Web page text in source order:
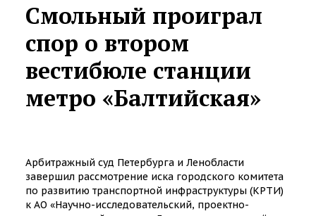
Смольный проиграл
спор о втором
вестибюле станции
метро «Балтийская»
Арбитражный суд Петербурга и Ленобласти
завершил рассмотрение иска городского комитета
по развитию транспортной инфраструктуры (КРТИ)
к АО «Научно-исследовательский, проектно-